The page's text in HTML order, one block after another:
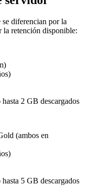
diferencian por la
la retención disponible:
2 GB descargados
(ambos en
5 GB descargados